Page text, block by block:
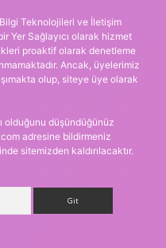
Teknolojileri ve İletişim
Yer Sağlayıcı olarak hizmet
proaktif olarak denetleme
Ancak, üyelerimiz
olup, siteye üye olarak
olduğunu düşündüğünüz
adresine bildirmeniz
sitemizden kaldırılacaktır.